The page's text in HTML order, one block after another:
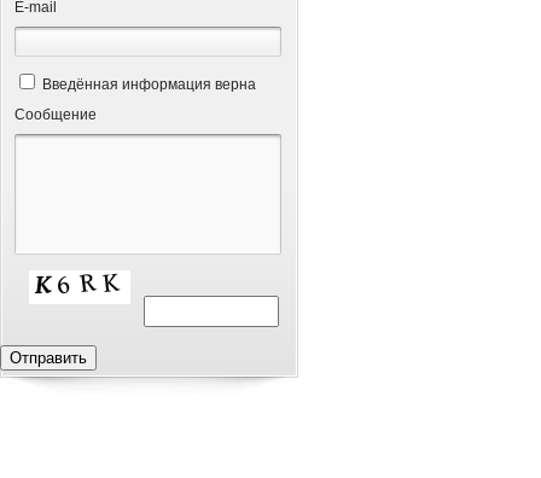
Е-mail
Введённая информация верна
Сообщение